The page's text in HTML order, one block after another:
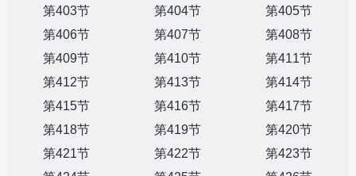
第403节
第404节
第405节
第406节
第407节
第408节
第409节
第410节
第411节
第412节
第413节
第414节
第415节
第416节
第417节
第418节
第419节
第420节
第421节
第422节
第423节